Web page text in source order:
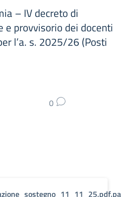
– IV decreto di
e provvisorio dei docenti
l’a. s. 2025/26 (Posti
0